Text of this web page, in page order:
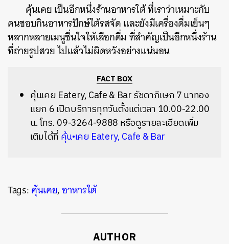
คุ้นเคย เป็นอีกหนึ่งร้านอาหารใต้ ที่เราว่าเหมาะกับ
คนชอบกินอาหารปักษ์ใต้รสจัด และยังมีเครื่องดื่มเย็นๆ
หลากหลายเมนูชื่นใจให้เลือกดื่ม ที่สำคัญเป็นอีกหนึ่งร้าน
ที่ถ่ายรูปสวย ไปแล้วไม่ผิดหวังอย่างแน่นอน
FACT BOX
คุ้นเคย Eatery, Cafe & Bar รัชดาภิเษก 7 นาทอง
แยก 6 เปิดบริการทุกวันตั้งแต่เวลา 10.00-22.00
น. โทร. 09-3264-9888 หรือดูรายละเอียดเพิ่ม
เติมได้ที่ คุ้น•เคย Eatery, Cafe & Bar
Tags:คุ้นเคย,อาหารใต้
AUTHOR